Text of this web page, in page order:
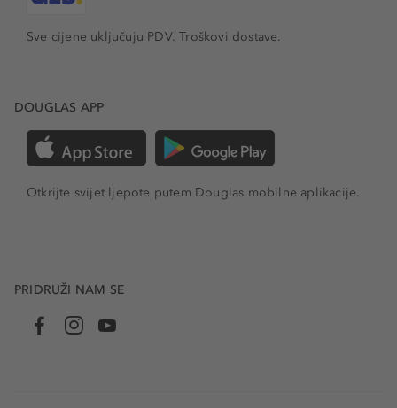
Sve cijene uključuju PDV.Troškovi dostave.
DOUGLAS APP
Otkrijte svijet ljepote putem Douglas mobilne aplikacije.
PRIDRUŽI NAM SE